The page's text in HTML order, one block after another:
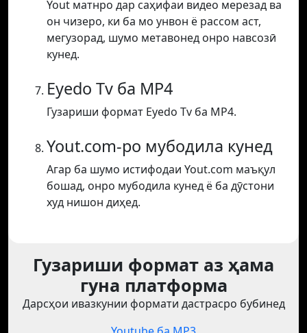
Yout матнро дар саҳифаи видео мерезад ва
он чизеро, ки ба мо унвон ё рассом аст,
мегузорад, шумо метавонед онро навсозӣ
кунед.
Eyedo Tv ба MP4
Гузариши формат Eyedo Tv ба MP4.
Yout.com-ро мубодила кунед
Агар ба шумо истифодаи Yout.com маъқул
бошад, онро мубодила кунед ё ба дӯстони
худ нишон диҳед.
Гузариши формат аз ҳама
гуна платформа
Дарсҳои ивазкунии формати дастрасро бубинед